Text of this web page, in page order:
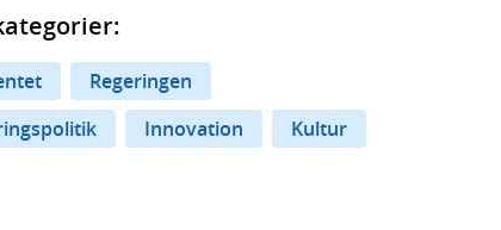
Regeringen
Innovation
Kultur